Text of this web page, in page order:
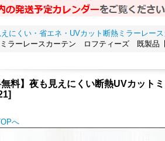
にくい・省エネ・UVカット断熱ミラーレー
ラーレースカーテン ロフティーズ 既製品
料】夜も見えにくい断熱UVカット
]
へ